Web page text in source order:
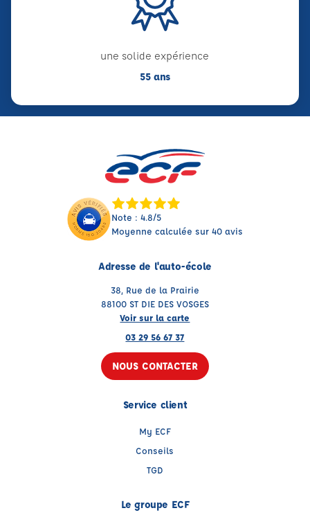
une solide expérience
55 ans
Note : 4.8/5
Moyenne calculée sur 40 avis
Adresse de l'auto-école
38, Rue de la Prairie
88100 ST DIE DES VOSGES
Voir sur la carte
03 29 56 67 37
NOUS CONTACTER
Service client
My ECF
Conseils
TGD
Le groupe ECF